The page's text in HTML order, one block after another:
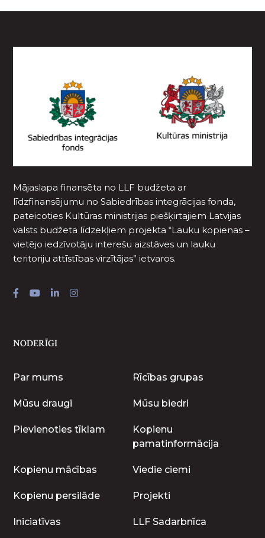
Mājaslapa finansēta no LLF budžeta ar
līdzfinansējumu no Sabiedrības integrācijas fonda,
pateicoties Kultūras ministrijas piešķirtajiem Latvijas
valsts budžeta līdzekļiem projekta “Lauku kopienas –
vietējo iedzīvotāju interešu aizstāves un lauku
teritoriju attīstības virzītājas” ietvaros.
NODERĪGI
Par mums Rīcības grupas
Mūsu draugi Mūsu biedri
Pievienoties tīklam
Kopienu
pamatinformācija
Kopienu mācības Viedie ciemi
Kopienu persilāde Projekti
Iniciatīvas LLF Sadarbnīca